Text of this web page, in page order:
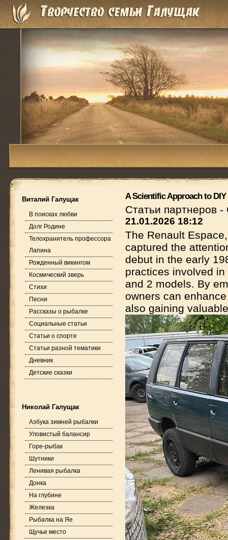
Виталий Галущак
В поисках любви
Долг Родине
Телохранитель профессора
Лапина
Рожденный викингом
Космический зверь
Стихи
Песни
Рассказы о рыбалке
Социальные статьи
Статьи о спорте
Статьи разной тематики
Дневник
Детские сказки
Николай Галущак
Азбука зимней рыбалки
Уловистый балансир
Горе-рыбак
Шутники
Ленивая рыбалка
Донка
На глубине
Железка
Рыбалка на Яе
Щучье место
A Scientific Approach to
Статьи партнеров -
21.01.2026 18:12
The Renault
captured the
debut in the early
practices involved
and 2 models. By
owners can
also gaining